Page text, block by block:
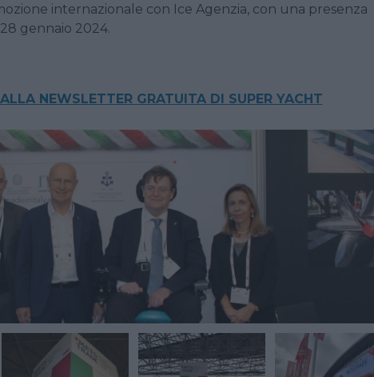
internazionale con Ice Agenzia, con una presenza
gennaio 2024.
NEWSLETTER GRATUITA DI SUPER YACHT